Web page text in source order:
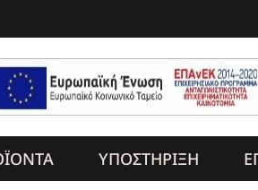
ΥΠΟΣΤΗΡΙΞΗ